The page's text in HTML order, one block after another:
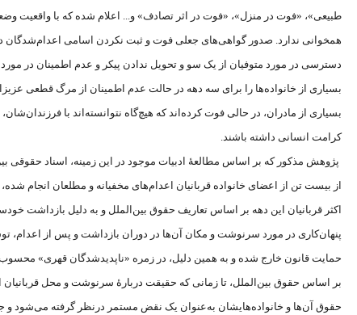
طبیعی»، «فوت در منزل»، «فوت در اثر تصادف» و... اعلام شده که با واقعیت
همخوانی ندارد. صدور گواهی‌های جعلی فوت و ثبت نکردن اسامی اعدام‌شدگان
دسترسی در مورد متوفیان از یک سو و تحویل ندادن پیکر و عدم اطمینان در
بسیاری از خانواده‌ها را برای سه دهه در حالت عدم اطمینان از مرگ قطعی
بسیاری از مادران، در حالی فوت کرده‌اند که هیچ‌گاه نتوانسته‌اند با
کرامت انسانی داشته باشند.
پژوهش مذکور که بر اساس مطالعۀ ادبیات موجود در این زمینه، اسناد حقوقی
از بیست تن از اعضای خانواده قربانیان اعدام‌های مخفیانه و مطلعان انجام
اکثر قربانیان این دهه بر اساس تعاریف حقوق بین‌الملل و به دلیل بازداشت
پنهان‌کاری در مورد سرنوشت و مکان آن‌ها در دوران بازداشت و پس از اعدام،
حمایت قانون خارج شده و به همین دلیل، در زمره «ناپدیدشدگان قهری»
بر اساس حقوق بین‌الملل، تا زمانی که حقیقت دربارۀ سرنوشت و محل
حقوق آن‌ها و خانواده‌هایشان به‌عنوان یک نقض مستمر درنظر گرفته می‌شود و